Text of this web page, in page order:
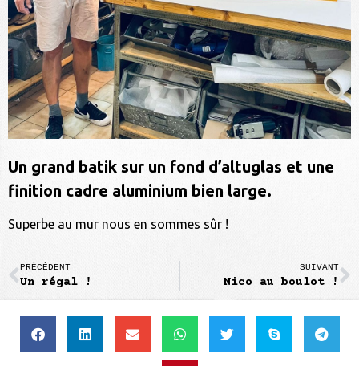
Un grand batik sur un fond d’altuglas et une
finition cadre aluminium bien large.
Superbe au mur nous en sommes sûr !
PRÉCÉDENT
Un régal !
SUIVANT
Nico au boulot !